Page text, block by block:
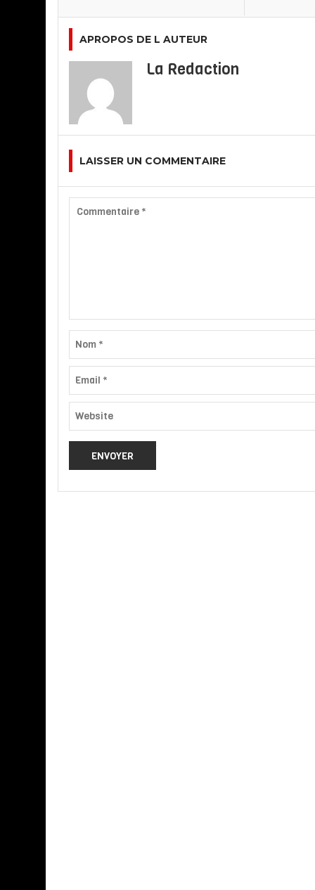
APROPOS DE L AUTEUR
La Redaction
LAISSER UN COMMENTAIRE